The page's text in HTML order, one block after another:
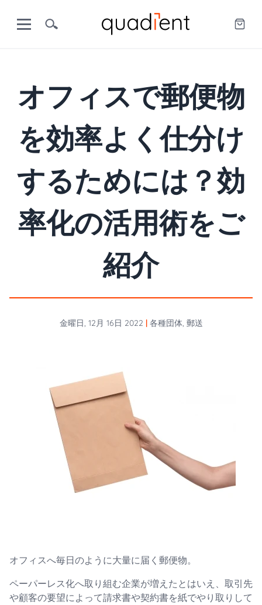
オフィスで郵便物
を効率よく仕分け
するためには？効
率化の活用術をご
紹介
金曜日, 12月 16日 2022 | 各種団体, 郵送
オフィスへ毎日のように大量に届く郵便物。
ペーパーレス化へ取り組む企業が増えたとはいえ、取引先
や顧客の要望によって請求書や契約書を紙でやり取りして